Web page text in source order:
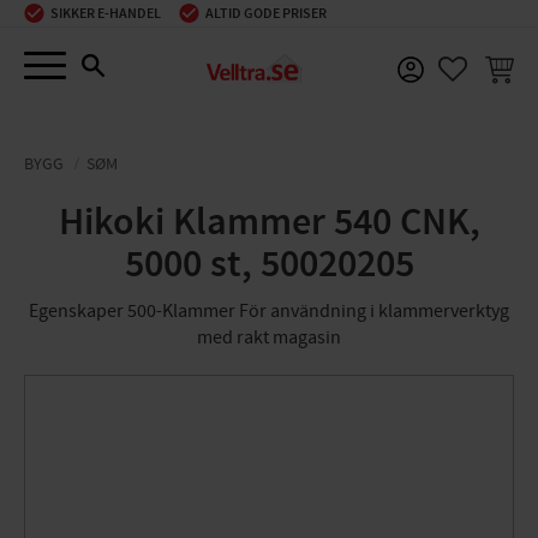
Menu
SIKKER E-HANDEL ALTID GODE PRISER
BYGG SØM
Hikoki Klammer 540 CNK,
5000 st, 50020205
Egenskaper 500-Klammer För användning i klammerverktyg
med rakt magasin